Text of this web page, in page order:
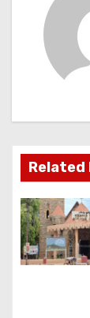
i
g
a
t
i
Related